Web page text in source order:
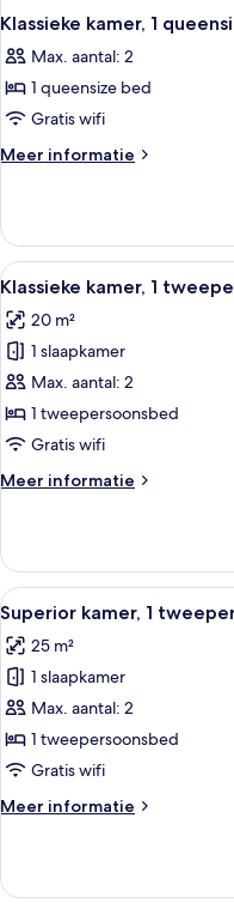
Klassieke kamer, 1
Max. aantal: 2
1 queensize bed
Gratis wifi
Meer informatie
Meer
kamer,
queensize
Alle
foto's
voor
Klassieke
kamer,
1
tweepersoonsbed
10
Klassieke kamer, 1
20 m²
1 slaapkamer
Max. aantal: 2
1 tweepersoonsbed
Gratis wifi
Meer informatie
Meer
kamer,
tweepersoonsbed
Alle
foto's
voor
Superior
kamer,
1
tweepersoonsbed,
op
7
Superior kamer, 1
25 m²
1 slaapkamer
Max. aantal: 2
1 tweepersoonsbed
Gratis wifi
Meer informatie
Meer
kamer,